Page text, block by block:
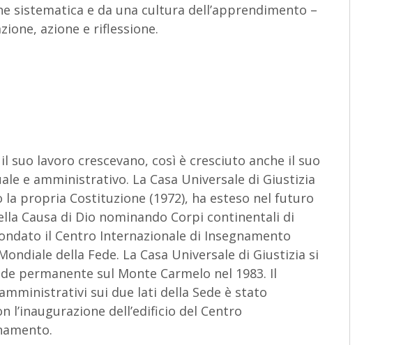
sistematica e da una cultura dell’apprendimento –
azione e riflessione.
suo lavoro crescevano, così è cresciuto anche il suo
e amministrativo. La Casa Universale di Giustizia
propria Costituzione (1972), ha esteso nel futuro
Causa di Dio nominando Corpi continentali di
il Centro Internazionale di Insegnamento
della Fede. La Casa Universale di Giustizia si
permanente sul Monte Carmelo nel 1983. Il
sui due lati della Sede è stato
l’inaugurazione dell’edificio del Centro